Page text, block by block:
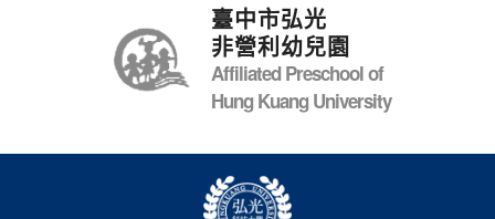
臺中市弘光
非營利幼兒園
Affiliated Preschool of
Hung Kuang University